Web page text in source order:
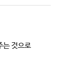
는 것으로